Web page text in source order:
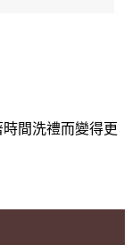
間洗禮而變得更